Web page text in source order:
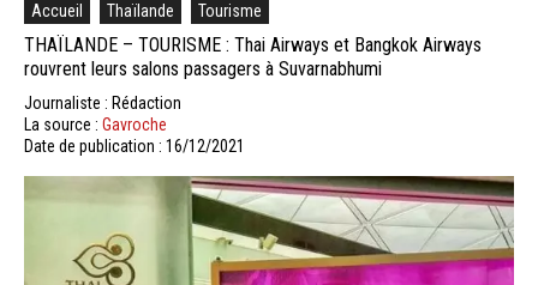
Accueil Thaïlande Tourisme
THAÏLANDE – TOURISME : Thai Airways et Bangkok Airways
rouvrent leurs salons passagers à Suvarnabhumi
Journaliste : Rédaction
La source : Gavroche
Date de publication : 16/12/2021